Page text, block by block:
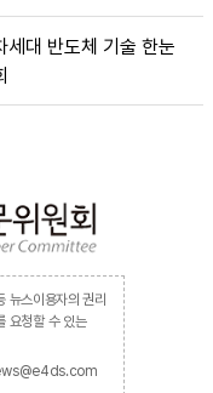
세대 반도체 기술 한눈
뉴스이용자의 권리
요청할 수 있는